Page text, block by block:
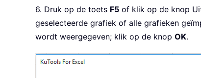
End With
  pptShpRng
.Select
End Sub
End If
pptApp GetObject(
pptApp
Set pptPres = pptApp.
6. Druk op de toets F5 of klik op de knop
geselecteerde grafiek of alle grafieken
wordt weergegeven; klik op de knop OK.